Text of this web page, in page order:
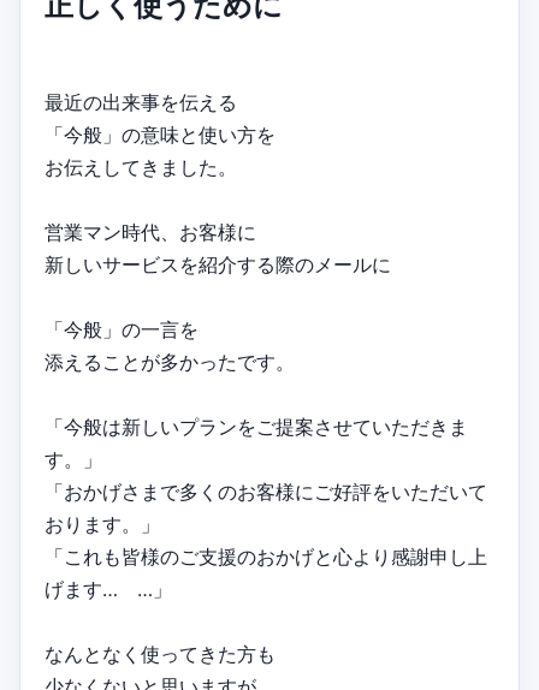
最近の出来事を伝える
「今般」の意味と使い方を
お伝えしてきました。
営業マン時代、お客様に
新しいサービスを紹介する際のメールに
「今般」の一言を
添えることが多かったです。
「今般は新しいプランをご提案させていただきま
す。」
「おかげさまで多くのお客様にご好評をいただいて
おります。」
「これも皆様のご支援のおかげと心より感謝申し上
げます… …」
なんとなく使ってきた方も